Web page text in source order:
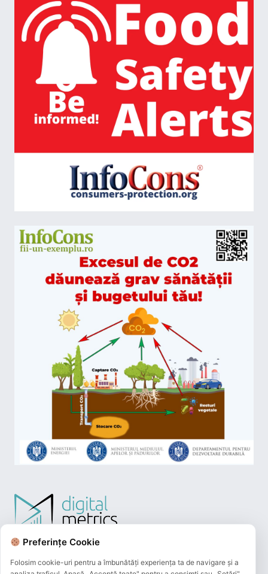
Preferințe Cookie
Folosim cookie-uri pentru a îmbunătăți experiența ta de navigare și a